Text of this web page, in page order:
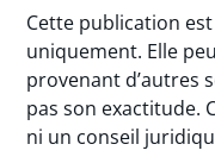
Cette publication
uniquement. Elle
provenant d’autres
pas son exactitude.
ni un conseil